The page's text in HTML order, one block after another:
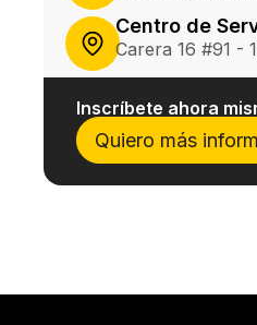
Centro de
Carera 16 #91 -
Inscríbete ahora
Quiero más